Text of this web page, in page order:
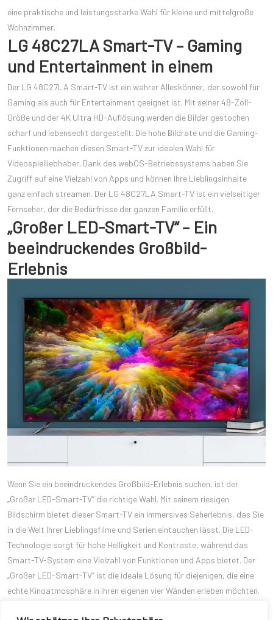
eine praktische und leistungsstarke Wahl für kleine und mittelgroße
Wohnzimmer.
LG 48C27LA Smart-TV – Gaming
und Entertainment in einem
Der LG 48C27LA Smart-TV ist ein wahrer Alleskönner, der sowohl für
Gaming als auch für Entertainment geeignet ist. Mit seiner 48-Zoll-
Größe und der 4K Ultra HD-Auflösung werden die Bilder gestochen
scharf und lebensecht dargestellt. Die hohe Bildrate und die Gaming-
Funktionen machen diesen Smart-TV zur idealen Wahl für
Videospielliebhaber. Dank des webOS-Betriebssystems haben Sie
Zugriff auf eine Vielzahl von Apps und können Ihre Lieblingsinhalte
ganz einfach streamen. Der LG 48C27LA Smart-TV ist ein vielseitiger
Fernseher, der die Bedürfnisse der ganzen Familie erfüllt.
„Großer LED-Smart-TV“ – Ein
beeindruckendes Großbild-
Erlebnis
Wenn Sie ein beeindruckendes Großbild-Erlebnis suchen, ist der
„Großer LED-Smart-TV“ die richtige Wahl. Mit seinem riesigen
Bildschirm bietet dieser Smart-TV ein immersives Seherlebnis, das Sie
in die Welt Ihrer Lieblingsfilme und Serien eintauchen lässt. Die LED-
Technologie sorgt für hohe Helligkeit und Kontraste, während das
Smart-TV-System eine Vielzahl von Funktionen und Apps bietet. Der
„Großer LED-Smart-TV“ ist die ideale Lösung für diejenigen, die eine
echte Kinoatmosphäre in ihren eigenen vier Wänden erleben möchten.